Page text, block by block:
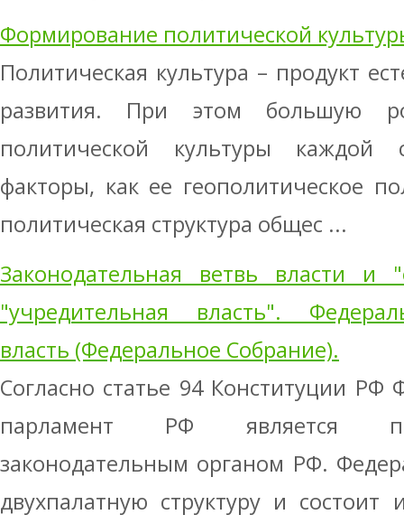
Формирование политической
Политическая культура – продукт
развития. При этом большую
политической культуры каждой
факторы, как ее геополитическое
политическая структура общес ...
Законодательная ветвь власти и
"учредительная власть".
власть (Федеральное Собрание).
Согласно статье 94 Конституции РФ
парламент РФ является
законодательным органом РФ.
двухпалатную структуру и